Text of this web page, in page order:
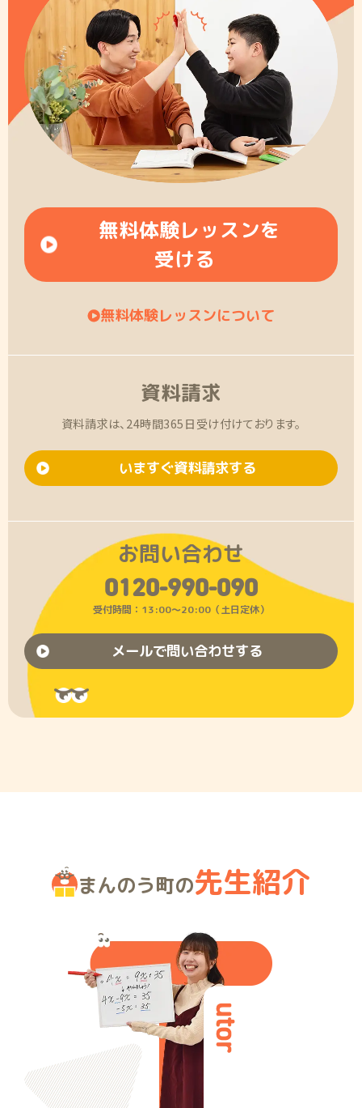
無料体験レッスンを
受ける
無料体験レッスンについて
資料請求
資料請求は、24時間365日受け付けております。
いますぐ資料請求する
お問い合わせ
0120-990-090
受付時間：13:00〜20:00（土日定休）
メールで問い合わせする
まんのう町の先生紹介